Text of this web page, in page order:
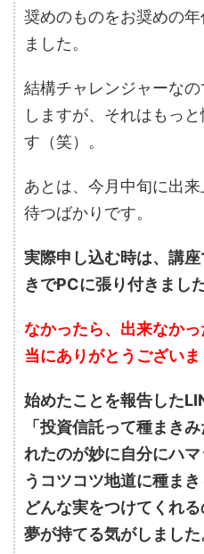
奨めのものをお奨めの
ました。
結構チャレンジャーな
しますが、それはもっ
す（笑）。
あとは、今月中旬に出
待つばかりです。
実際申し込む時は、講座
きでPCに張り付きました
なかったら、出来なか
当にありがとうございま
始めたことを報告した
「投資信託って種まき
れたのが妙に自分にハ
うコツコツ地道に種まき
どんな実をつけてくれ
夢が持てる気がしました